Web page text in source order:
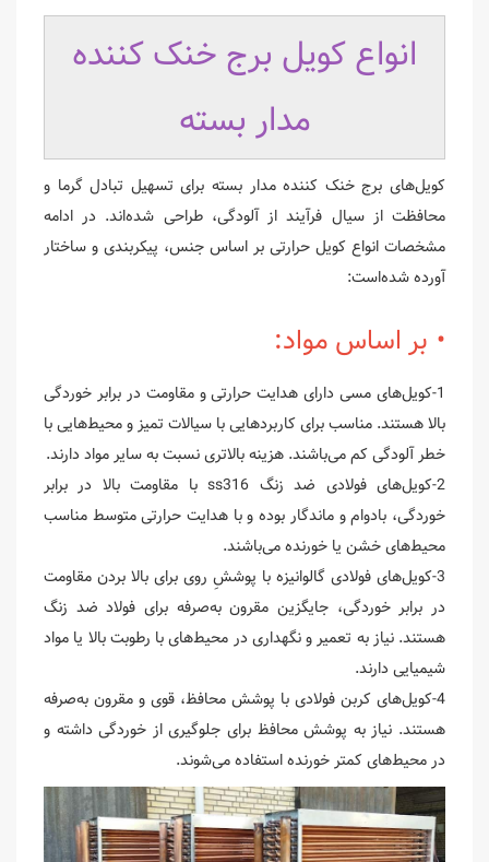
انواع کویل برج خنک کننده
مدار بسته
کویل‌های برج خنک کننده مدار بسته برای تسهیل تبادل گرما و
محافظت از سیال فرآیند از آلودگی، طراحی شده‌اند. در ادامه
مشخصات انواع کویل حرارتی بر اساس جنس، پیکربندی و ساختار
آورده شده‌است:
• بر اساس مواد:
1-کویل‌های مسی دارای هدایت حرارتی و مقاومت در برابر خوردگی
بالا هستند. مناسب برای کاربردهایی با سیالات تمیز و محیط‌هایی با
خطر آلودگی کم می‌باشند. هزینه بالاتری نسبت به سایر مواد دارند.
2-کویل‌های فولادی ضد زنگ ss316 با مقاومت بالا در برابر
خوردگی، بادوام و ماندگار بوده و با هدایت حرارتی متوسط مناسب
محیط‌های خشن یا خورنده می‌باشند.
3-کویل‌های فولادی گالوانیزه با پوششِ روی برای بالا بردن مقاومت
در برابر خوردگی، جایگزین مقرون به‌صرفه برای فولاد ضد زنگ
هستند. نیاز به تعمیر و نگهداری در محیط‌های با رطوبت بالا یا مواد
شیمیایی دارند.
4-کویل‌های کربن فولادی با پوشش محافظ، قوی و مقرون به‌صرفه
هستند. نیاز به پوشش محافظ برای جلوگیری از خوردگی داشته و
در محیط‌های کمتر خورنده استفاده می‌شوند.